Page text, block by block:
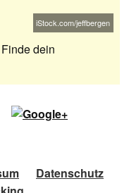
iStock.com/jeffbergen
dein
Datenschutz